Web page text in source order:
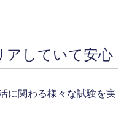
していて安心
に関わる様々な試験を実